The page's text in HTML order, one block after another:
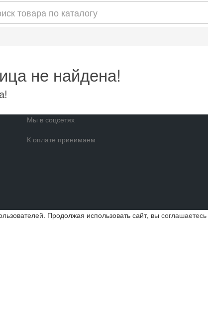
не найдена!
Мы в соцсетях
К оплате принимаем
Продолжая использовать сайт, вы соглашаетесь